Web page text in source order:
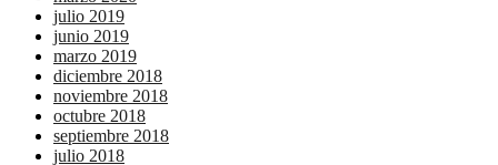
julio 2019
junio 2019
marzo 2019
diciembre 2018
noviembre 2018
octubre 2018
septiembre 2018
julio 2018